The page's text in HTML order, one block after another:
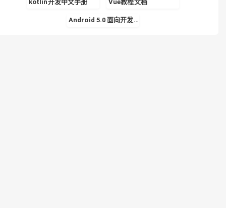
kotlin开发中文手册 Vue教程文档
Android 5.0 面向开发者的 Material Design